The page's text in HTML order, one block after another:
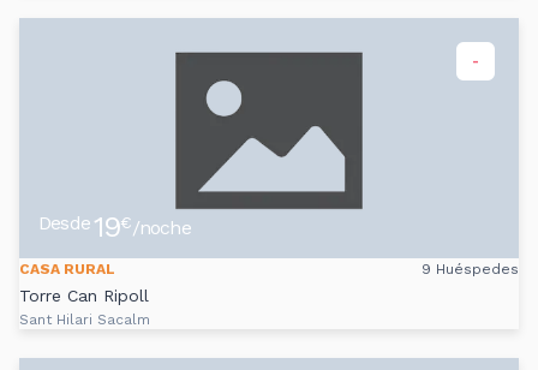
-
Desde 19€/noche
CASA RURAL 9 Huéspedes
Torre Can Ripoll
Sant Hilari Sacalm